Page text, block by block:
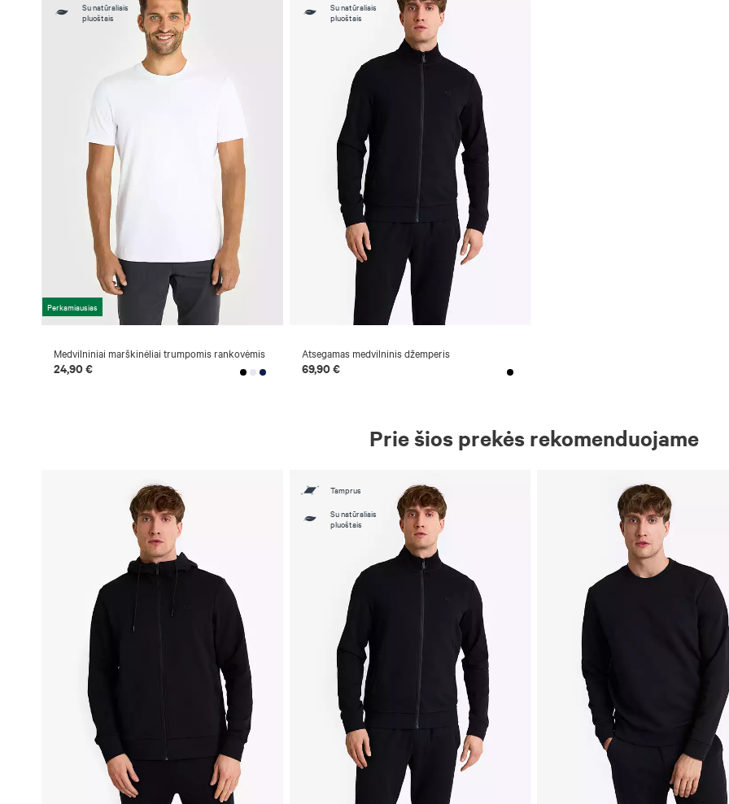
Su natūraliais
pluoštais
Perkamiausias
Medvilniniai marškinėliai trumpomis rankovėmis
24,90 €
Su natūraliais
pluoštais
Atsegamas medvilninis džemperis
69,90 €
Prie šios prekės rekomenduojame
Tamprus
Su natūraliais
pluoštais